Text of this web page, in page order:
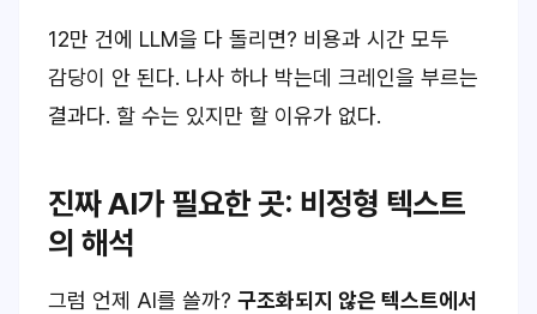
12만 건에 LLM을 다 돌리면? 비용과 시간 모두
감당이 안 된다. 나사 하나 박는데 크레인을 부르는
결과다. 할 수는 있지만 할 이유가 없다.
진짜 AI가 필요한 곳: 비정형 텍스트
의 해석
그럼 언제 AI를 쓸까? 구조화되지 않은 텍스트에서